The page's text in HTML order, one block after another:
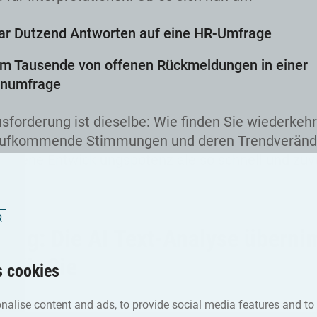
cookies
content and ads, to provide social media features and to
Dutzend Antworten auf eine HR-Umfrage
Tausende von offenen Rückmeldungen in einer
ist dieselbe: Wie finden Sie
Stimmungen und deren
für Sie